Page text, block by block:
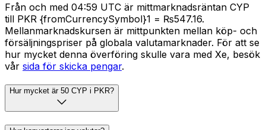
Från och med 04:59 UTC är mittmarknadsräntan CYP
till PKR {fromCurrencySymbol}1 = ₨547.16.
Mellanmarknadskursen är mittpunkten mellan köp- och
försäljningspriser på globala valutamarknader. För att se
hur mycket denna överföring skulle vara med Xe, besök
vår sida för skicka pengar.
Hur mycket är 50 CYP i PKR?